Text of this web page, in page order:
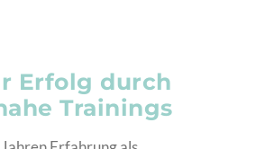
Erfolg durch
Trainings